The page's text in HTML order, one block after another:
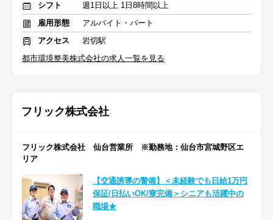
シフト
週1日以上 1日8時間以上
雇用形態
アルバイト・パート
アクセス
岩切駅
都市環境整美株式会社の求人一覧を見る
フリック株式会社
フリック株式会社 仙台営業所 ※勤務地：仙台市宮城野区エ
リア
【交通誘導の警備】＜未経験でも日給1万円
保証/日払いOK/寮完備＞シニアも活躍中の
職場★